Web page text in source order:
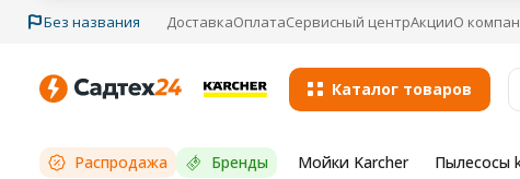
Без названия ДоставкаОплатаСервисный центрАкцииО
Каталог товаров
Распродажа Бренды Мойки Karcher Пылесосы